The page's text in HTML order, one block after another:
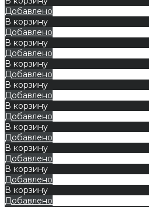
Добавлено
В корзину
Добавлено
В корзину
Добавлено
В корзину
Добавлено
В корзину
Добавлено
В корзину
Добавлено
В корзину
Добавлено
В корзину
Добавлено
В корзину
Добавлено
В корзину
Добавлено